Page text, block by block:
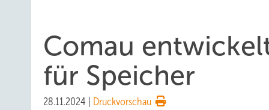
Comau
für Speicher
28.11.2024 Druckvorschau